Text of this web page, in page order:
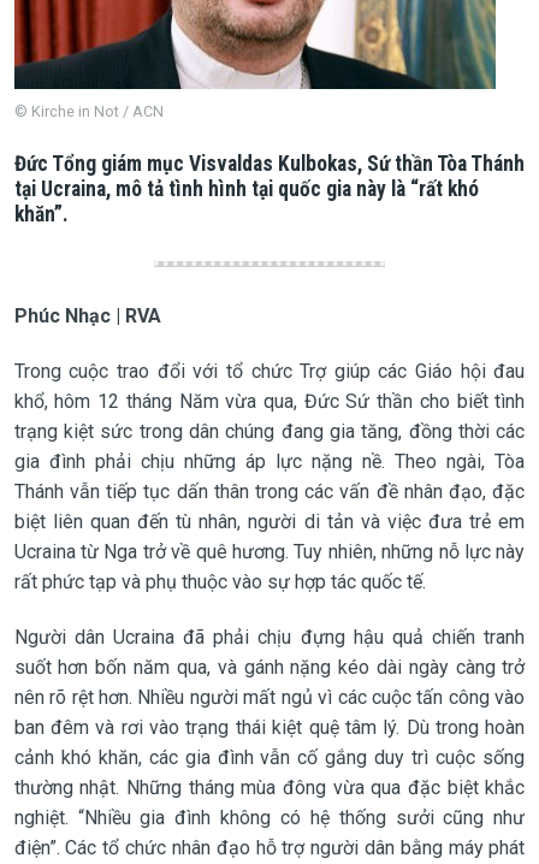
© Kirche in Not / ACN
Đức Tổng giám mục Visvaldas Kulbokas, Sứ thần Tòa Thánh
tại Ucraina, mô tả tình hình tại quốc gia này là “rất khó
khăn”.
Phúc Nhạc | RVA
Trong cuộc trao đổi với tổ chức Trợ giúp các Giáo hội đau
khổ, hôm 12 tháng Năm vừa qua, Đức Sứ thần cho biết tình
trạng kiệt sức trong dân chúng đang gia tăng, đồng thời các
gia đình phải chịu những áp lực nặng nề. Theo ngài, Tòa
Thánh vẫn tiếp tục dấn thân trong các vấn đề nhân đạo, đặc
biệt liên quan đến tù nhân, người di tản và việc đưa trẻ em
Ucraina từ Nga trở về quê hương. Tuy nhiên, những nỗ lực này
rất phức tạp và phụ thuộc vào sự hợp tác quốc tế.
Người dân Ucraina đã phải chịu đựng hậu quả chiến tranh
suốt hơn bốn năm qua, và gánh nặng kéo dài ngày càng trở
nên rõ rệt hơn. Nhiều người mất ngủ vì các cuộc tấn công vào
ban đêm và rơi vào trạng thái kiệt quệ tâm lý. Dù trong hoàn
cảnh khó khăn, các gia đình vẫn cố gắng duy trì cuộc sống
thường nhật. Những tháng mùa đông vừa qua đặc biệt khắc
nghiệt. “Nhiều gia đình không có hệ thống sưởi cũng như
điện”. Các tổ chức nhân đạo hỗ trợ người dân bằng máy phát